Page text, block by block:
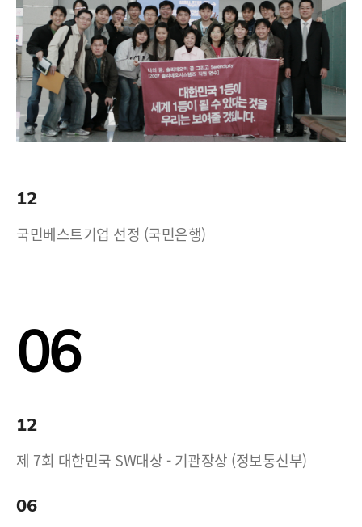
12
국민베스트기업 선정 (국민은행)
06
12
제 7회 대한민국 SW대상 - 기관장상 (정보통신부)
06